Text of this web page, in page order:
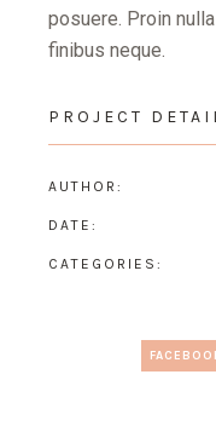
posuere. Proin
finibus neque.
PROJECT
AUTHOR:
DATE:
CATEGORIES: